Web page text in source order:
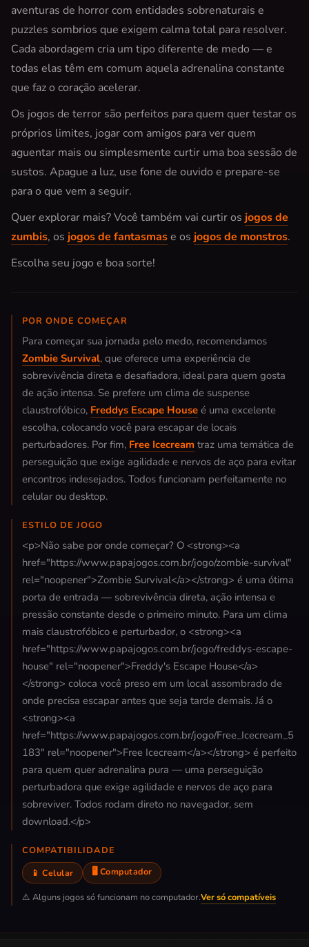
aventuras de horror com entidades sobrenaturais e
puzzles sombrios que exigem calma total para resolver.
Cada abordagem cria um tipo diferente de medo — e
todas elas têm em comum aquela adrenalina constante
que faz o coração acelerar.
Os jogos de terror são perfeitos para quem quer testar os
próprios limites, jogar com amigos para ver quem
aguentar mais ou simplesmente curtir uma boa sessão de
sustos. Apague a luz, use fone de ouvido e prepare-se
para o que vem a seguir.
Quer explorar mais? Você também vai curtir os jogos de
zumbis, os jogos de fantasmase os jogos de monstros.
Escolha seu jogo e boa sorte!
POR ONDE COMEÇAR
Para começar sua jornada pelo medo, recomendamos
Zombie Survival, que oferece uma experiência de
sobrevivência direta e desafiadora, ideal para quem gosta
de ação intensa. Se prefere um clima de suspense
claustrofóbico, Freddys Escape House é uma excelente
escolha, colocando você para escapar de locais
perturbadores. Por fim, Free Icecream traz uma temática de
perseguição que exige agilidade e nervos de aço para evitar
encontros indesejados. Todos funcionam perfeitamente no
celular ou desktop.
ESTILO DE JOGO
<p>Não sabe por onde começar? O <strong><a
href="https://www.papajogos.com.br/jogo/zombie-survival"
rel="noopener">Zombie Survival</a></strong> é uma ótima
porta de entrada — sobrevivência direta, ação intensa e
pressão constante desde o primeiro minuto. Para um clima
mais claustrofóbico e perturbador, o <strong><a
href="https://www.papajogos.com.br/jogo/freddys-escape-
house" rel="noopener">Freddy's Escape House</a>
</strong> coloca você preso em um local assombrado de
onde precisa escapar antes que seja tarde demais. Já o
<strong><a
href="https://www.papajogos.com.br/jogo/Free_Icecream_5
183" rel="noopener">Free Icecream</a></strong> é perfeito
para quem quer adrenalina pura — uma perseguição
perturbadora que exige agilidade e nervos de aço para
sobreviver. Todos rodam direto no navegador, sem
download.</p>
COMPATIBILIDADE
📱 Celular 🖥️ Computador
⚠️ Alguns jogos só funcionam no computador.Ver só compatíveis